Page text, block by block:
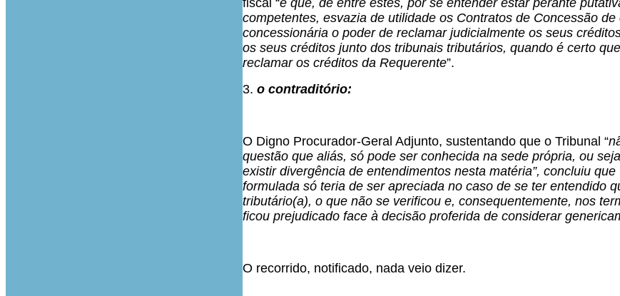
fiscal “e que, de entre estes, por se entender estar perante
competentes, esvazia de utilidade os Contratos de Concessão
concessionária o poder de reclamar judicialmente os seus
os seus créditos junto dos tribunais tributários, quando é certo
reclamar os créditos da Requerente”.
3. o contraditório:
O Digno Procurador-Geral Adjunto, sustentando que o Tribunal “
questão que aliás, só pode ser conhecida na sede própria, ou
existir divergência de entendimentos nesta matéria”, concluiu
formulada só teria de ser apreciada no caso de se ter entendido
tributário(a), o que não se verificou e, consequentemente, nos
ficou prejudicado face à decisão proferida de considerar
O recorrido, notificado, nada veio dizer.